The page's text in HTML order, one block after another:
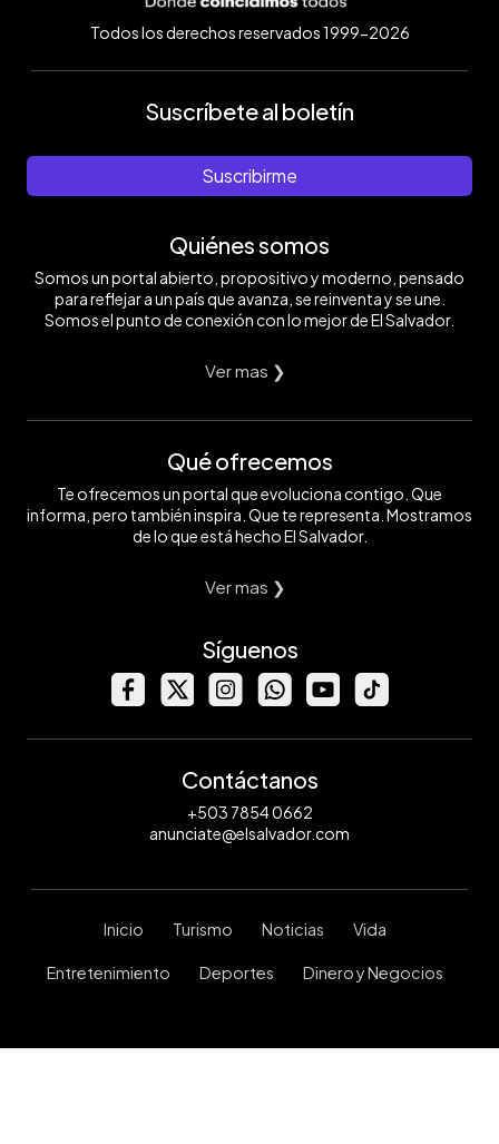
Todos los derechos reservados 1999-2026
Suscríbete al boletín
Suscribirme
Quiénes somos
Somos un portal abierto, propositivo y moderno, pensado
para reflejar a un país que avanza, se reinventa y se une.
Somos el punto de conexión con lo mejor de El Salvador.
Ver mas ❯
Qué ofrecemos
Te ofrecemos un portal que evoluciona contigo. Que
informa, pero también inspira. Que te representa. Mostramos
de lo que está hecho El Salvador.
Ver mas ❯
Síguenos
Contáctanos
+503 7854 0662
anunciate@elsalvador.com
Inicio Turismo Noticias Vida
Entretenimiento Deportes Dinero y Negocios